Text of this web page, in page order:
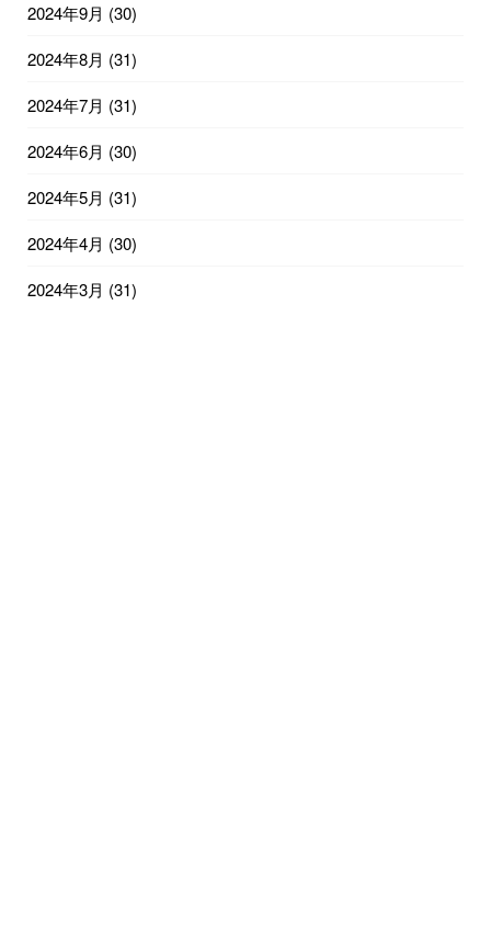
2024年9月 (30)
2024年8月 (31)
2024年7月 (31)
2024年6月 (30)
2024年5月 (31)
2024年4月 (30)
2024年3月 (31)